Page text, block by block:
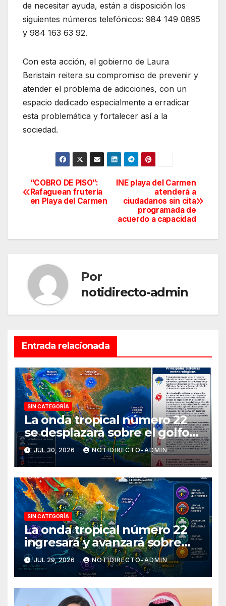
de necesitar ayuda, están a disposición los
siguientes números telefónicos: 984 149 0895
y 984 163 63 92.
Con esta acción, el gobierno de Laura
Beristain reitera su compromiso de prevenir y
atender el problema de adicciones, con un
espacio dedicado especialmente a erradicar
esta problemática y fortalecer así a la
sociedad.
Navegación
de
INE playa del Carmen
atenderá a
ciudadanos sin cita
programada de
acuerdo a capacidad
“COBRO DE PISO”:
Rafaguean frutería
en Playa del Carmen
Por
notidirecto-admin
Entrada relacionada
SIN CATEGORÍA
La onda tropical número 22
se desplazará sobre el golfo
de Tehuantepec y el sur del
país
JUL 30, 2026 NOTIDIRECTO-ADMIN
SIN CATEGORÍA
La onda tropical número 22
ingresará y avanzará sobre
México
JUL 29, 2026 NOTIDIRECTO-ADMIN